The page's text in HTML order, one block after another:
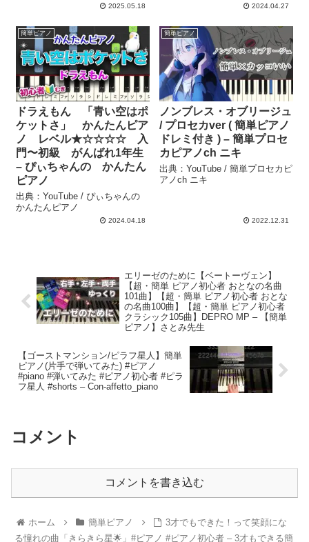
2025.05.18 2024.04.27
簡単ピアノ
ドラえもん 「青い空はポ
ケットさ」 かんたんピア
ノ レベル★☆☆☆☆ 入
門〜初級 がんばれ1年生
– ぴぃちゃんの かんたん
ピアノ
出典：YouTube / ぴぃちゃんの
かんたんピアノ
2024.04.18
簡単ピアノ
ノンブレス・オブリージュ
/ プロセカver ( 簡単ピアノ
ドレミ付き ) – 簡単プロセ
カピアノch ニキ
出典：YouTube / 簡単プロセカピ
アノch ニキ
2022.12.31
エリーゼのために【ベートーヴェン】
【超・簡単 ピアノ初心者 おとなの名曲
101曲】【超・簡単 ピアノ初心者 おとな
の名曲100曲】【超・簡単 ピアノ初心者
クラシック105曲】DEPRO MP – 【簡単
ピアノ】さとみ先生
【ゴーストマンション/ピラフ星人】簡単
ピアノ(片手で弾いてみた) #ピアノ
#piano #弾いてみた #ピアノ初心者 #ピラ
フ星人 #shorts – Con-affetto_piano
コメント
コメントを書き込む
ホーム 簡単ピアノ
3才でもできた！って笑顔にな
る憧れの曲「きらきら星🌟」#ピアノ #ピアノ初心者 – 3才もできる簡